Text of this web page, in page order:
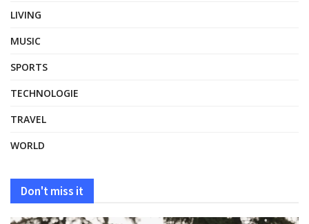
LIVING
MUSIC
SPORTS
TECHNOLOGIE
TRAVEL
WORLD
Don't miss it